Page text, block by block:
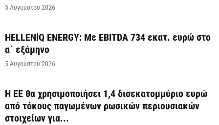
5 Αυγούστου 2026
HELLENiQ ENERGY: Με EBITDA 734 εκατ. ευρώ στο
α΄ εξάμηνο
5 Αυγούστου 2026
Η ΕΕ θα χρησιμοποιήσει 1,4 δισεκατομμύριο ευρώ
από τόκους παγωμένων ρωσικών περιουσιακών
στοιχείων για...